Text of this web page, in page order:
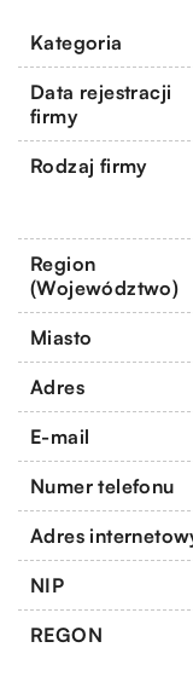
Kategoria
Data rejestracji
firmy
Rodzaj firmy
Region
(Województwo)
Miasto
Adres
E-mail
Numer telefonu
Adres
NIP
REGON